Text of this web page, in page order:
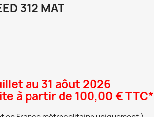
312 MAT
au 31 aôut 2026
à partir de 100,00 € TTC*